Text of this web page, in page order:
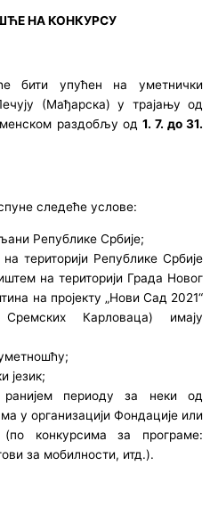
НА КОНКУРСУ
бити упућен на уметнички
(Мађарска) у трајању од
раздобљу од 1. 7. до 31.
следеће услове:
Републике Србије;
територији Републике Србије
на територији Града Новог
на пројекту „Нови Сад 2021“
Карловаца) имају
језик;
периоду за неки од
у организацији Фондације или
(по конкурсима за програме:
за мобилности, итд.).